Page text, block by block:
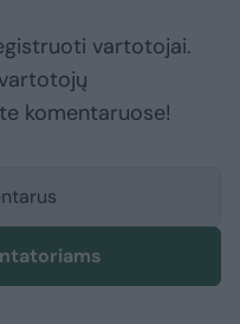
vartotojai.
komentaruose!